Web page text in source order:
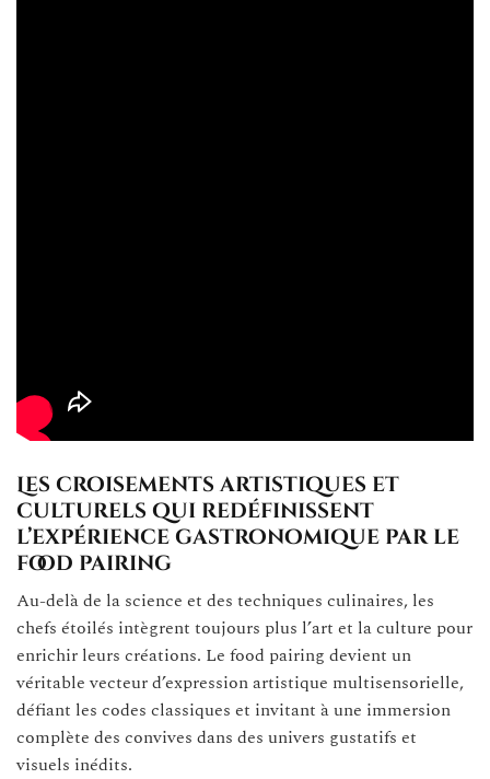
Les croisements artistiques et
culturels qui redéfinissent
l’expérience gastronomique par le
food pairing
Au-delà de la science et des techniques culinaires, les
chefs étoilés intègrent toujours plus l’art et la culture pour
enrichir leurs créations. Le food pairing devient un
véritable vecteur d’expression artistique multisensorielle,
défiant les codes classiques et invitant à une immersion
complète des convives dans des univers gustatifs et
visuels inédits.